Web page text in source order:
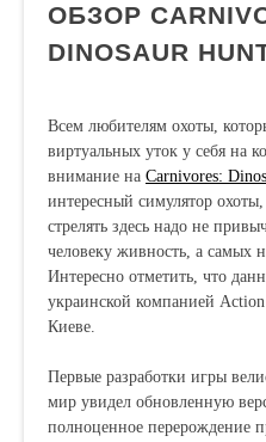
ОБЗОР
DINOSAUR
Всем любителям охоты,
виртуальных уток у себя на
внимание на Carnivores:
интересный симулятор
стрелять здесь надо не
человеку живность, а самых
Интересно отметить, что
украинской компанией
Киеве.
Первые разработки игры
мир увидел обновленную
полноценное перерождение